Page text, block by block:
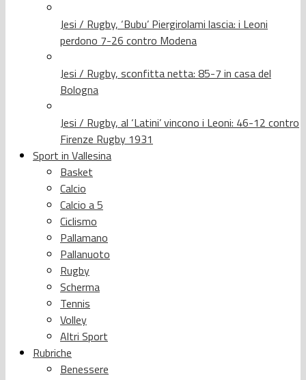
Jesi / Rugby, ‘Bubu’ Piergirolami lascia: i Leoni
perdono 7-26 contro Modena
Jesi / Rugby, sconfitta netta: 85-7 in casa del
Bologna
Jesi / Rugby, al ‘Latini’ vincono i Leoni: 46-12 contro
Firenze Rugby 1931
Sport in Vallesina
Basket
Calcio
Calcio a 5
Ciclismo
Pallamano
Pallanuoto
Rugby
Scherma
Tennis
Volley
Altri Sport
Rubriche
Benessere